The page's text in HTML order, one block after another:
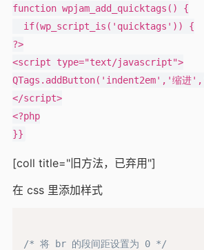
function wpjam_add_quicktags() {
?>
<script type="text/javascript">
QTags.addButton('indent2em','
</script>
<?php
[coll title="旧方法，已弃用"]
在 css 里添加样式
/* 将 br 的段间距设置为 0 */